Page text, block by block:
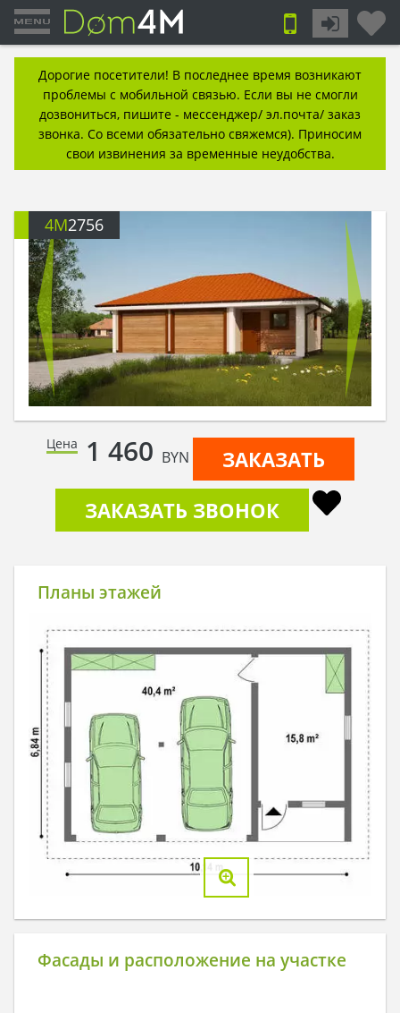
Дорогие посетители! В последнее время возникают
проблемы с мобильной связью. Если вы не смогли
дозвониться, пишите - мессенджер/ эл.почта/ заказ
звонка. Со всеми обязательно свяжемся). Приносим
свои извинения за временные неудобства.
4M2756
Цена 1 460 BYN
ЗАКАЗАТЬ
ЗАКАЗАТЬ ЗВОНОК
Планы этажей
Фасады и расположение на участке